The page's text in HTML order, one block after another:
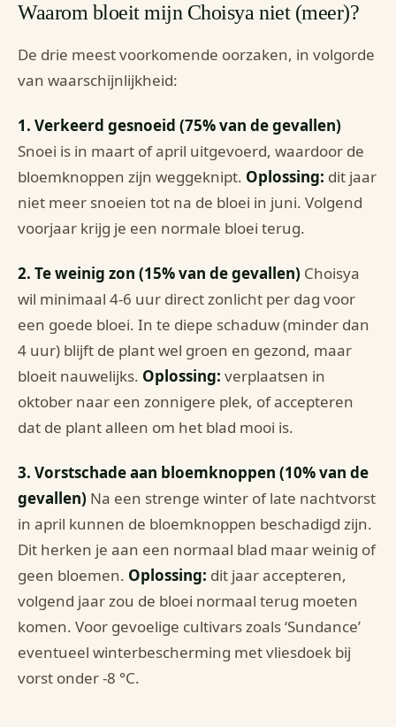
Waarom bloeit mijn Choisya niet (meer)?
De drie meest voorkomende oorzaken, in volgorde
van waarschijnlijkheid:
1. Verkeerd gesnoeid (75% van de gevallen)
Snoei is in maart of april uitgevoerd, waardoor de
bloemknoppen zijn weggeknipt. Oplossing: dit jaar
niet meer snoeien tot na de bloei in juni. Volgend
voorjaar krijg je een normale bloei terug.
2. Te weinig zon (15% van de gevallen) Choisya
wil minimaal 4-6 uur direct zonlicht per dag voor
een goede bloei. In te diepe schaduw (minder dan
4 uur) blijft de plant wel groen en gezond, maar
bloeit nauwelijks. Oplossing: verplaatsen in
oktober naar een zonnigere plek, of accepteren
dat de plant alleen om het blad mooi is.
3. Vorstschade aan bloemknoppen (10% van de
gevallen) Na een strenge winter of late nachtvorst
in april kunnen de bloemknoppen beschadigd zijn.
Dit herken je aan een normaal blad maar weinig of
geen bloemen. Oplossing: dit jaar accepteren,
volgend jaar zou de bloei normaal terug moeten
komen. Voor gevoelige cultivars zoals ‘Sundance’
eventueel winterbescherming met vliesdoek bij
vorst onder -8 °C.